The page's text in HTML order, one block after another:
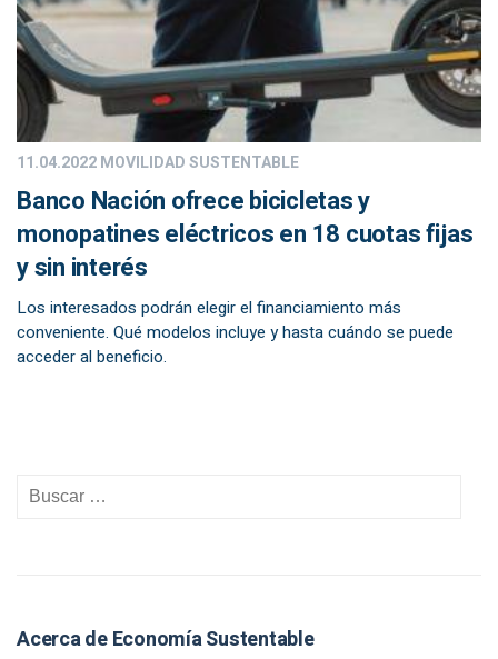
11.04.2022MOVILIDAD SUSTENTABLE
Banco Nación ofrece bicicletas y
monopatines eléctricos en 18 cuotas fijas
y sin interés
Los interesados podrán elegir el financiamiento más
conveniente. Qué modelos incluye y hasta cuándo se puede
acceder al beneficio.
Acerca de Economía Sustentable